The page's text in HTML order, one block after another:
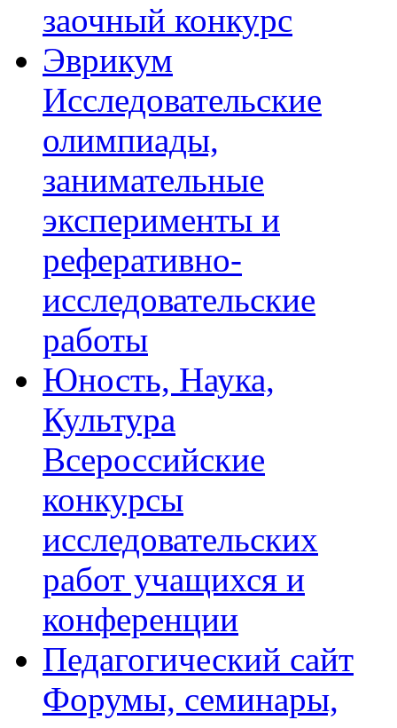
заочный конкурс
Эврикум
Исследовательские
олимпиады,
занимательные
эксперименты и
реферативно-
исследовательские
работы
Юность, Наука,
Культура
Всероссийские
конкурсы
исследовательских
работ учащихся и
конференции
Педагогический сайт
Форумы, семинары,